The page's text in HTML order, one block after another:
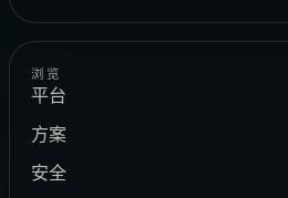
浏览
平台
方案
安全